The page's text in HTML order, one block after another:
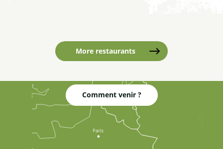
Les Bons Enfants
Le Martagon
Le Jamberoute
Salon de Thé La Roche
Le Chalet à pizzas - au pied des pistes
La Cuisine Maison de Mimie
More restaurants
Comment venir ?